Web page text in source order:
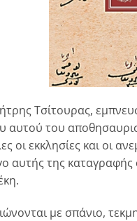
Τσίτουρας,
αυτού του
οι εκκλησίες και οι
αυτής της
με σπάνιο,